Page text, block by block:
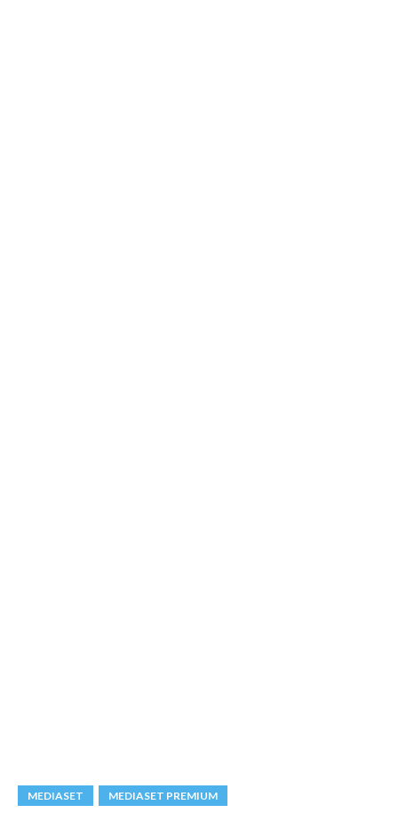
MEDIASET MEDIASET PREMIUM